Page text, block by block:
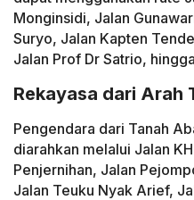
Monginsidi, Jalan
Suryo, Jalan Kapten
Jalan Prof Dr Satrio,
Rekayasa dari Arah
Pengendara dari Tanah
diarahkan melalui Jalan
Penjernihan, Jalan
Jalan Teuku Nyak Arief,